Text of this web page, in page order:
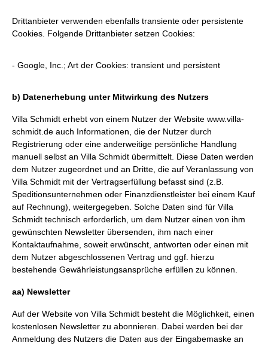
Drittanbieter verwenden ebenfalls transiente oder persistente
Cookies. Folgende Drittanbieter setzen Cookies:
- Google, Inc.; Art der Cookies: transient und persistent
b) Datenerhebung unter Mitwirkung des Nutzers
Villa Schmidt erhebt von einem Nutzer der Website www.villa-
schmidt.de auch Informationen, die der Nutzer durch
Registrierung oder eine anderweitige persönliche Handlung
manuell selbst an Villa Schmidt übermittelt. Diese Daten werden
dem Nutzer zugeordnet und an Dritte, die auf Veranlassung von
Villa Schmidt mit der Vertragserfüllung befasst sind (z.B.
Speditionsunternehmen oder Finanzdienstleister bei einem Kauf
auf Rechnung), weitergegeben. Solche Daten sind für Villa
Schmidt technisch erforderlich, um dem Nutzer einen von ihm
gewünschten Newsletter übersenden, ihm nach einer
Kontaktaufnahme, soweit erwünscht, antworten oder einen mit
dem Nutzer abgeschlossenen Vertrag und ggf. hierzu
bestehende Gewährleistungsansprüche erfüllen zu können.
aa) Newsletter
Auf der Website von Villa Schmidt besteht die Möglichkeit, einen
kostenlosen Newsletter zu abonnieren. Dabei werden bei der
Anmeldung des Nutzers die Daten aus der Eingabemaske an